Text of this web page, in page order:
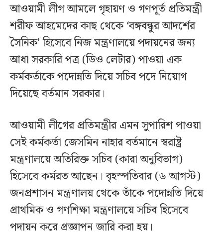
আওয়ামী লীগ আমলে গৃহায়ণ ও গণপূর্ত প্রতিমন্ত্রী
শরীফ আহমেদের কাছ থেকে ‘বঙ্গবন্ধুর আদর্শের
সৈনিক’ হিসেবে নিজ মন্ত্রণালয়ে পদায়নের জন্য
আধা সরকারি পত্র (ডিও লেটার) পাওয়া এক
কর্মকর্তাকে পদোন্নতি দিয়ে সচিব পদে নিয়োগ
দিয়েছে বর্তমান সরকার।
আওয়ামী লীগের প্রতিমন্ত্রীর এমন সুপারিশ পাওয়া
সেই কর্মকর্তা জেসমিন নাহার বর্তমানে স্বরাষ্ট্র
মন্ত্রণালয়ে অতিরিক্ত সচিব (কারা অনুবিভাগ)
হিসেবে কর্মরত আছেন। বৃহস্পতিবার (৬ আগস্ট)
জনপ্রশাসন মন্ত্রণালয় থেকে তাঁকে পদোন্নতি দিয়ে
প্রাথমিক ও গণশিক্ষা মন্ত্রণালয়ে সচিব হিসেবে
পদায়ন করে প্রজ্ঞাপন জারি করা হয়।